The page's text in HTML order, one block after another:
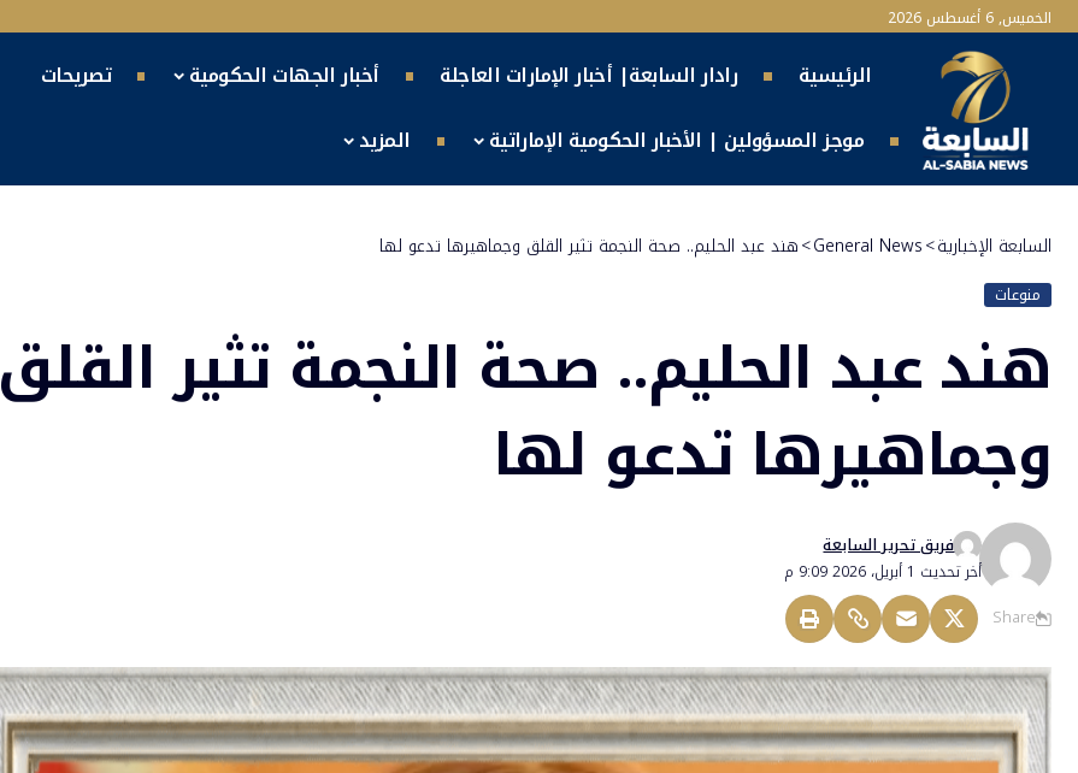
الخميس, 6 أغسطس 2026
الرئيسية رادار السابعة| أخبار الإمارات العاجلة أخبار الجهات الحكومية
تصريحات
موجز المسؤولين | الأخبار الحكومية الإماراتية
المزيد
السابعة الإخبارية>
General News
>هند عبد الحليم.. صحة النجمة تثير القلق وجماهيرها تدعو لها
منوعات
هند عبد الحليم.. صحة النجمة تثير القلق
وجماهيرها تدعو لها
أخر تحديث 1 أبريل، 2026 9:09 م
فريق تحرير السابعة
Share